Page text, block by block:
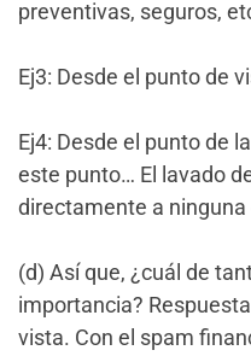
preventivas, seguros,
Ej3: Desde el punto de
Ej4: Desde el punto de
este punto… El lavado
directamente a
(d) Así que, ¿cuál de
importancia?
vista. Con el spam